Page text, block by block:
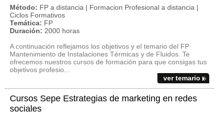
Método: FP a distancia | Formacion Profesional a distancia |
Ciclos Formativos
Temática: FP
Duración: 2000 horas
A continuación reflejamos los objetivos y el temario del FP
Mantenimiento de Instalaciones Térmicas y de Fluidos. Te
ofrecemos nuestros cursos de formación para que consigas tus
objetivos profesio...
ver temario
Cursos Sepe Estrategias de marketing en redes
sociales